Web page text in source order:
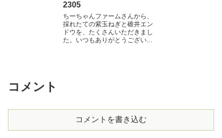
2305
ちーちゃんファームさんから、
採れたての紫玉ねぎと碓井エン
ドウを、たくさんいただきまし
た。いつもありがとうござい...
コメント
コメントを書き込む